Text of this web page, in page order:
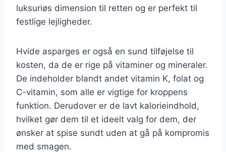
luksuriøs dimension til retten og er perfekt til
festlige lejligheder.
Hvide asparges er også en sund tilføjelse til
kosten, da de er rige på vitaminer og mineraler.
De indeholder blandt andet vitamin K, folat og
C-vitamin, som alle er vigtige for kroppens
funktion. Derudover er de lavt kalorieindhold,
hvilket gør dem til et ideelt valg for dem, der
ønsker at spise sundt uden at gå på kompromis
med smagen.